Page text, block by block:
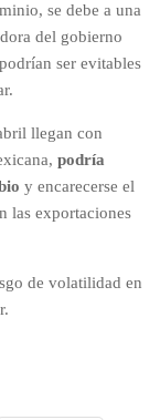
se debe a una
del gobierno
ser evitables
llegan con
podría
y encarecerse el
las exportaciones
de volatilidad en